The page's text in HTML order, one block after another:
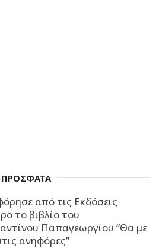
ΠΡΟΣΦΑΤΑ
από τις Εκδόσεις
το βιβλίο του
Παπαγεωργίου “Θα με
ανηφόρες”